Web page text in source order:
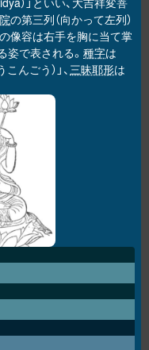
の第三列（向かって左列）
像容は右手を胸に当て掌
姿で表される。 種字は
んごう）」、三昧耶形は